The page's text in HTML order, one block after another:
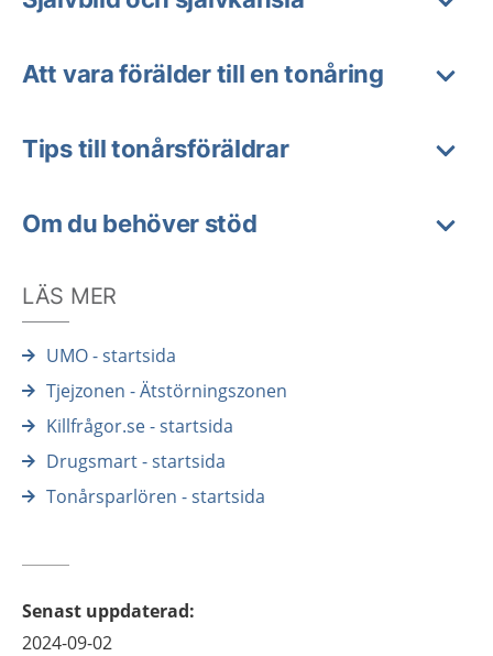
Att vara förälder till en tonåring
Tips till tonårsföräldrar
Om du behöver stöd
LÄS MER
UMO - startsida
Tjejzonen - Ätstörningszonen
Killfrågor.se - startsida
Drugsmart - startsida
Tonårsparlören - startsida
Senast uppdaterad:
2024-09-02